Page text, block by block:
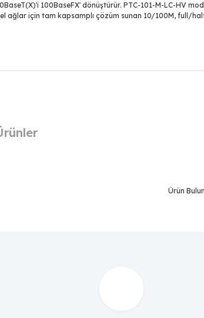
100BaseFX' dönüştürür. PTC-101-M-LC-HV
ağlar için tam kapsamplı çözüm sunan 10/100M, full/
Ürün